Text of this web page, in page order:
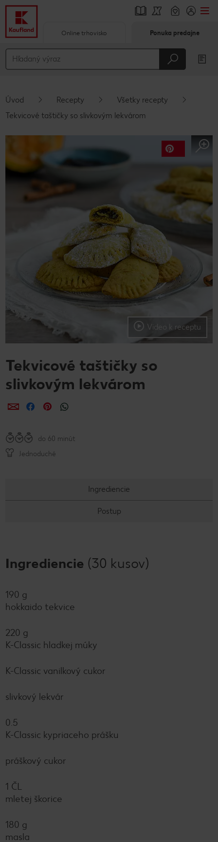
Hlavný obsah
Vyskakovací bočný panel
Online trhovisko Ponuka predajne
Úvod Recepty
Všetky recepty
Tekvicové taštičky so slivkovým lekvárom
Video k receptu
Tekvicové taštičky so
slivkovým lekvárom
ZdieľaťZdieľaťZdieľať
do 60 minút
Jednoduché
Ingrediencie
Postup
Ingrediencie (30 kusov)
190 g
hokkaido tekvice
220 g
K-Classic hladkej múky
K-Classic vanilkový cukor
slivkový lekvár
0.5
K-Classic kypriaceho prášku
práškový cukor
1 ČL
mletej škorice
180 g
masla